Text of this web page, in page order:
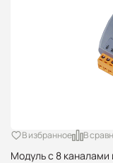
Модуль с 8 каналами
В избранное В